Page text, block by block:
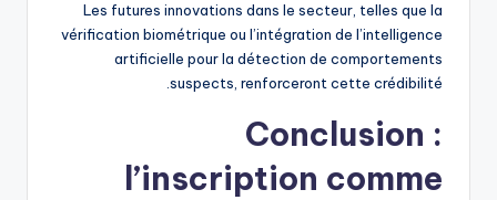
Les futures innovations dans le secteur, telles que la
vérification biométrique ou l’intégration de l’intelligence
artificielle pour la détection de comportements
suspects, renforceront cette crédibilité.
Conclusion :
l’inscription comme